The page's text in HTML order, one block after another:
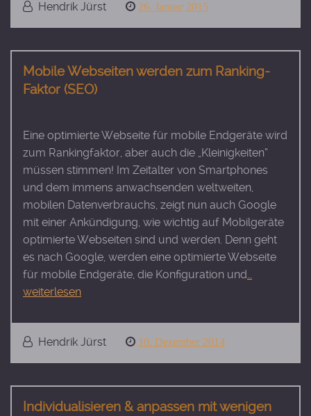
Hendrik Jürst
Posted
26. Januar 2015
Mobile Webseiten werden zum Ranking-
Faktor (SEO)
Eine optimierte Webseite für mobile Endgeräte wird
zum Rankingfaktor, aber auch die „Kleinigkeiten“
müssen stimmen! Im Zeitalter von Smartphones
und dem immens anwachsenden weltweiten,
mobilen Datenverbrauchs, zeigt nun auch Google
mit einer Ankündigung, wie wichtig auf Mobilgeräte
optimierte Webseiten sind und werden. Denn geht
es nach Google, werden eine optimierte Webseite
für mobile Endgeräte, die Konfiguration und…
weiterlesen
Hendrik Jürst
Posted
10. Dezember 2014
Individualisieren & anpassen mit wenigen